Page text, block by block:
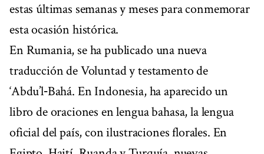
estas últimas semanas y meses para conmemorar
esta ocasión histórica.
En Rumania, se ha publicado una nueva
traducción de Voluntad y testamento de
‘Abdu’l‑Bahá. En Indonesia, ha aparecido un
libro de oraciones en lengua bahasa, la lengua
oficial del país, con ilustraciones florales. En